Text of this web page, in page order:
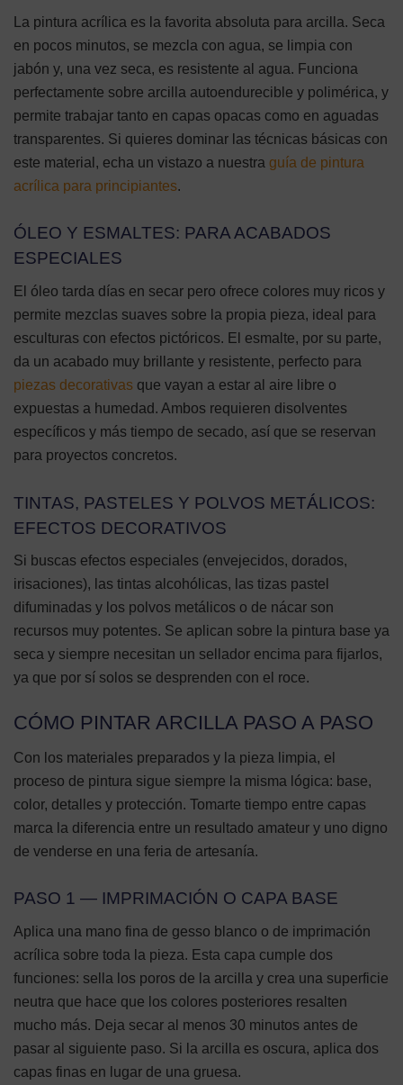
La pintura acrílica es la favorita absoluta para arcilla. Seca
en pocos minutos, se mezcla con agua, se limpia con
jabón y, una vez seca, es resistente al agua. Funciona
perfectamente sobre arcilla autoendurecible y polimérica, y
permite trabajar tanto en capas opacas como en aguadas
transparentes. Si quieres dominar las técnicas básicas con
este material, echa un vistazo a nuestra guía de pintura
acrílica para principiantes.
ÓLEO Y ESMALTES: PARA ACABADOS
ESPECIALES
El óleo tarda días en secar pero ofrece colores muy ricos y
permite mezclas suaves sobre la propia pieza, ideal para
esculturas con efectos pictóricos. El esmalte, por su parte,
da un acabado muy brillante y resistente, perfecto para
piezas decorativas que vayan a estar al aire libre o
expuestas a humedad. Ambos requieren disolventes
específicos y más tiempo de secado, así que se reservan
para proyectos concretos.
TINTAS, PASTELES Y POLVOS METÁLICOS:
EFECTOS DECORATIVOS
Si buscas efectos especiales (envejecidos, dorados,
irisaciones), las tintas alcohólicas, las tizas pastel
difuminadas y los polvos metálicos o de nácar son
recursos muy potentes. Se aplican sobre la pintura base ya
seca y siempre necesitan un sellador encima para fijarlos,
ya que por sí solos se desprenden con el roce.
CÓMO PINTAR ARCILLA PASO A PASO
Con los materiales preparados y la pieza limpia, el
proceso de pintura sigue siempre la misma lógica: base,
color, detalles y protección. Tomarte tiempo entre capas
marca la diferencia entre un resultado amateur y uno digno
de venderse en una feria de artesanía.
PASO 1 — IMPRIMACIÓN O CAPA BASE
Aplica una mano fina de gesso blanco o de imprimación
acrílica sobre toda la pieza. Esta capa cumple dos
funciones: sella los poros de la arcilla y crea una superficie
neutra que hace que los colores posteriores resalten
mucho más. Deja secar al menos 30 minutos antes de
pasar al siguiente paso. Si la arcilla es oscura, aplica dos
capas finas en lugar de una gruesa.